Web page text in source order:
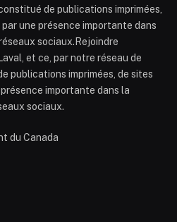
de publications imprimées,
une présence importante dans
sociaux.Rejoindre
et ce, par notre réseau de
publications imprimées, de sites
importante dans la
sociaux.
du Canada